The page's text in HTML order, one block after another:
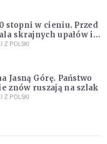
stopni w cieniu. Przed
skrajnych upałów i
burze
Z POLSKI
Jasną Górę. Państwo
znów ruszają na szlak
Z POLSKI